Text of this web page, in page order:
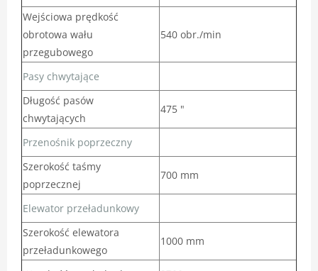
Wejściowa prędkość
obrotowa wału
przegubowego
540 obr./min
Pasy chwytające
Długość pasów
chwytających
475 "
Przenośnik poprzeczny
Szerokość taśmy
poprzecznej
700 mm
Elewator przeładunkowy
Szerokość elewatora
przeładunkowego
1000 mm